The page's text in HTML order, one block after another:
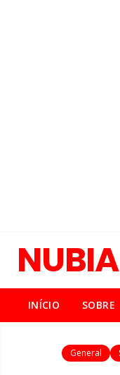
INÍCIO SOBRE
General